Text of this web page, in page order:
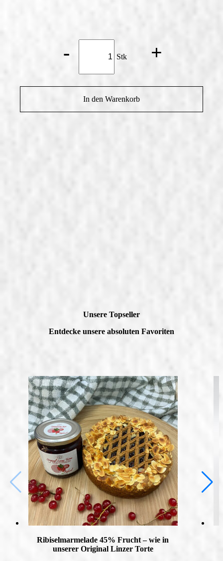
- Stk +
In den Warenkorb
Unsere Topseller
Entdecke unsere absoluten Favoriten
Ribiselmarmelade 45% Frucht – wie in
unserer Original Linzer Torte